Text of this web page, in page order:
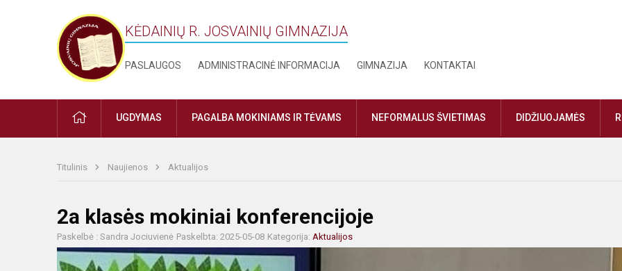
KĖDAINIŲ R. JOSVAINIŲ GIMNAZIJA
PASLAUGOS ADMINISTRACINĖ INFORMACIJA GIMNAZIJA KONTAKTAI
PRADŽIAUGDYMAS PAGALBA MOKINIAMS IR TĖVAMS NEFORMALUS ŠVIETIMAS DIDŽIUOJAMĖS
Titulinis Naujienos Aktualijos
2a klasės mokiniai konferencijoje
Paskelbė : Sandra Jociuvienė Paskelbta: 2025-05-08 Kategorija: Aktualijos